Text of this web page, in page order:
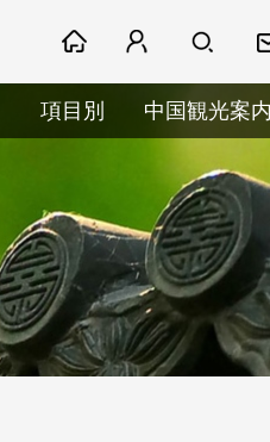
項目別 中国観光案